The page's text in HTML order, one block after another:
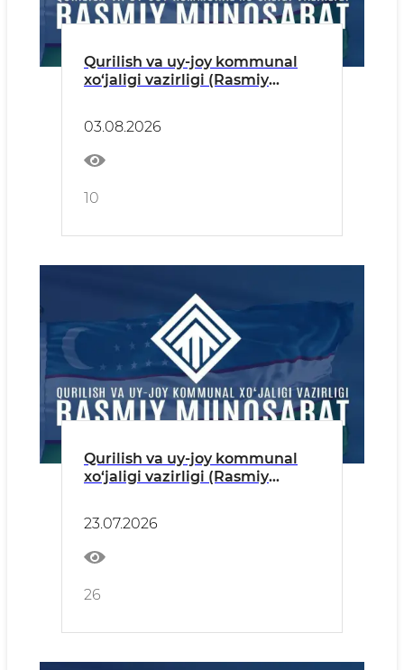
Qurilish va uy-joy kommunal
xo‘jaligi vazirligi (Rasmiy
03.08.2026
10
Qurilish va uy-joy kommunal
xo‘jaligi vazirligi (Rasmiy
23.07.2026
26